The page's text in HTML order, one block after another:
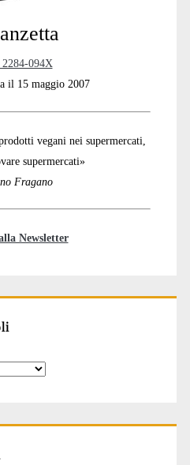
094X
il 15 maggio 2007
vegani nei supermercati,
supermercati»
Fragano
Newsletter